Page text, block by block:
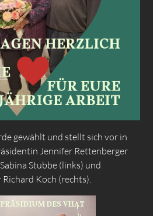
gewählt und stellt sich vor in
Jennifer Rettenberger
Stubbe (links) und
Koch (rechts).